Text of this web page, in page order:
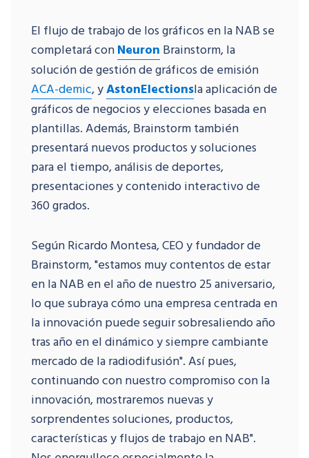
El flujo de trabajo de los gráficos en la NAB se
completará conNeuron Brainstorm, la
solución de gestión de gráficos de emisión
ACA-demic, yAstonElectionsla aplicación de
gráficos de negocios y elecciones basada en
plantillas. Además, Brainstorm también
presentará nuevos productos y soluciones
para el tiempo, análisis de deportes,
presentaciones y contenido interactivo de
360 grados.
Según Ricardo Montesa, CEO y fundador de
Brainstorm, "estamos muy contentos de estar
en la NAB en el año de nuestro 25 aniversario,
lo que subraya cómo una empresa centrada en
la innovación puede seguir sobresaliendo año
tras año en el dinámico y siempre cambiante
mercado de la radiodifusión". Así pues,
continuando con nuestro compromiso con la
innovación, mostraremos nuevas y
sorprendentes soluciones, productos,
características y flujos de trabajo en NAB".